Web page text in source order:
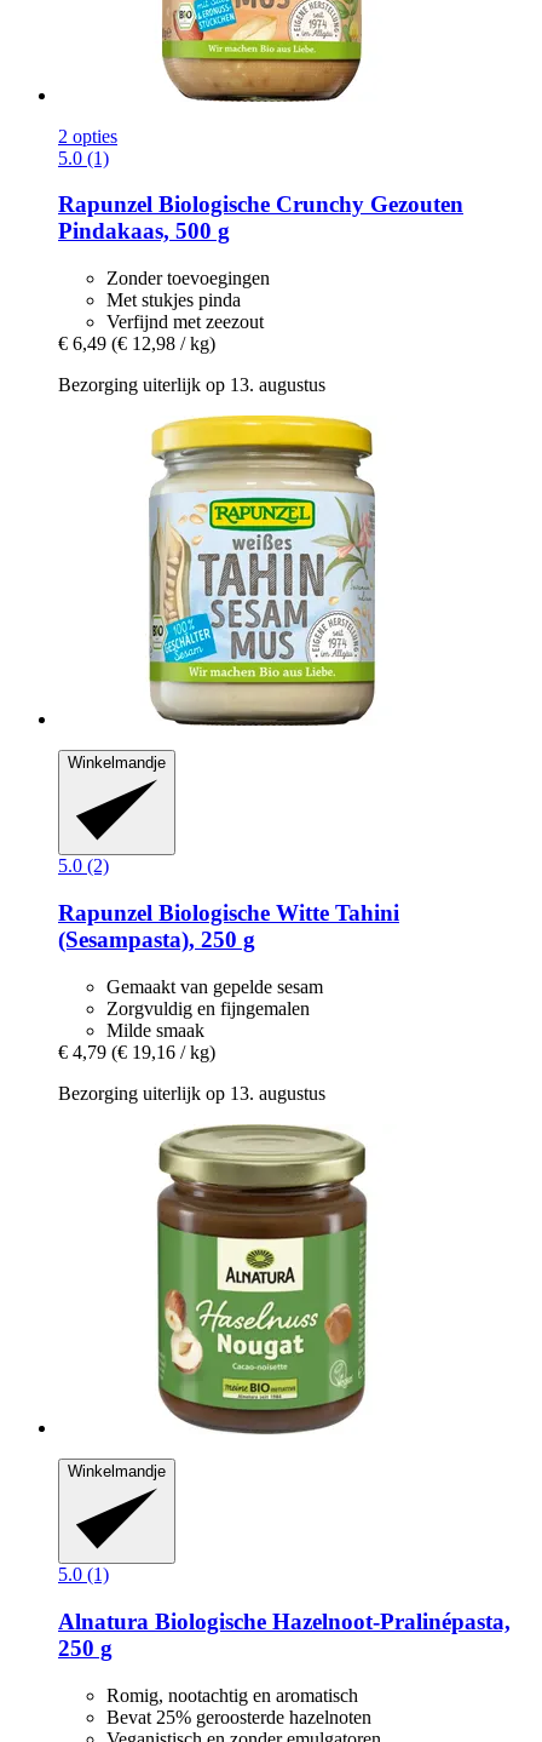
2 opties
5.0 (1)
Rapunzel Biologische Crunchy Gezouten
Pindakaas, 500 g
Zonder toevoegingen
Met stukjes pinda
Verfijnd met zeezout
€ 6,49 (€ 12,98 / kg)
Bezorging uiterlijk op 13. augustus
Winkelmandje
5.0 (2)
Rapunzel Biologische Witte Tahini
(Sesampasta), 250 g
Gemaakt van gepelde sesam
Zorgvuldig en fijngemalen
Milde smaak
€ 4,79 (€ 19,16 / kg)
Bezorging uiterlijk op 13. augustus
Winkelmandje
5.0 (1)
Alnatura Biologische Hazelnoot-​Pralinépasta,
250 g
Romig, nootachtig en aromatisch
Bevat 25% geroosterde hazelnoten